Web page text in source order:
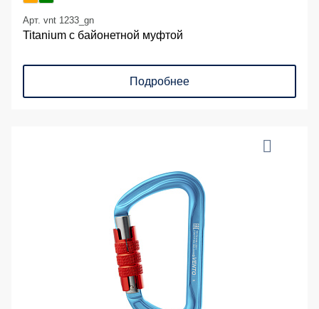
Арт. vnt 1233_gn
Titanium с байонетной муфтой
Подробнее